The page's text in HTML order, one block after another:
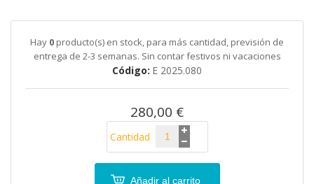
comienzo
galería
imágenes
Hay 0 producto(s) en stock, para más cantidad, previsión de
entrega de 2-3 semanas. Sin contar festivos ni vacaciones
Código E 2025.080
280,00 €
Cantidad
Añadir al carrito